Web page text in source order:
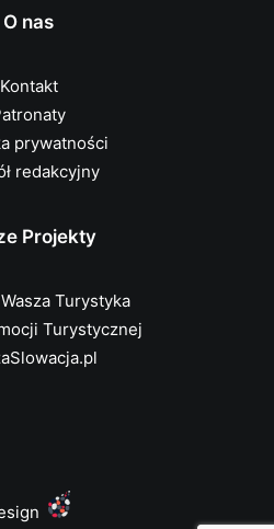
O nas
Kontakt
prywatności
redakcyjny
Projekty
Turystyka
Turystycznej